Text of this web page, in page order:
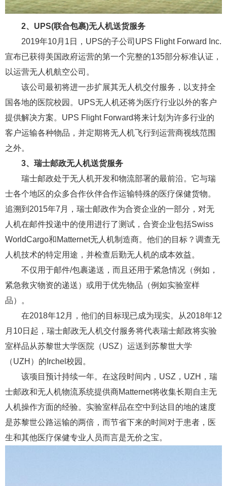
2、UPS(联合包裹)无人机送货服务
2019年10月1日，UPS的子公司UPS Flight Forward Inc.
宣布已获得美国政府运营的第一个完整的135部分标准认证，
以运营无人机航空公司。
该公司最初将进一步扩展其无人机交付服务，以支持全
国各地的医院校园。UPS无人机还将为医疗行业以外的客户
提供解决方案。UPS Flight Forward将来计划为许多行业的
客户运输各种物品，并定期将无人机飞行到运营商视线范围
之外。
3、瑞士邮政无人机送货服务
瑞士邮政处于无人机开发和物流部署的最前沿。它与瑞
士各个地区的众多合作伙伴合作运输特殊的医疗保健货物。
追溯到2015年7月，瑞士邮政作为合资企业的一部分，对无
人机在邮件投递中的使用进行了测试，合资企业包括Swiss
WorldCargo和Matternet无人机制造商。他们的目标？调查无
人机技术的特定用途，并检查后勤无人机的成本效益。
不仅用于邮件/包裹递送，而且还用于紧急情况（例如，
紧急救灾物资的递送）或用于优先物品（例如实验室样
品）。
在2018年12月，他们的目标现已成为现实。从2018年12
月10日起，瑞士邮政无人机交付服务将代表瑞士邮政将实验
室样品从苏黎世大学医院（USZ）运送到苏黎世大学
（UZH）的Irchel校园。
该项目预计持续一年。在这段时间内，USZ，UZH，瑞
士邮政和无人机物流系统提供商Matternet将收集长期自主无
人机操作方面的经验。实验室样品在空中到达目的地的速度
是苏黎世公路运输的两倍，而节省下来的时间对于患者，医
生和其他医疗保健专业人员而言是无价之宝。